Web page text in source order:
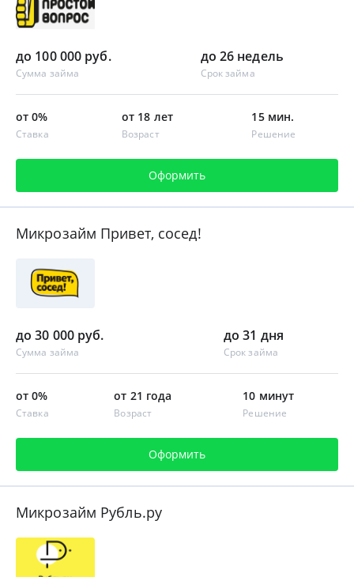
до 100 000 руб.
Сумма займа
до 26 недель
Срок займа
от 0%
Ставка
от 18 лет
Возраст
15 мин.
Решение
Оформить
Микрозайм Привет, сосед!
до 30 000 руб.
Сумма займа
до 31 дня
Срок займа
от 0%
Ставка
от 21 года
Возраст
10 минут
Решение
Оформить
Микрозайм Рубль.ру